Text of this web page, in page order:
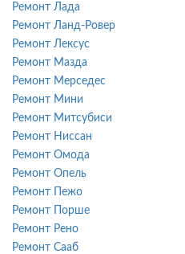
Ремонт Лада
Ремонт Ланд-Ровер
Ремонт Лексус
Ремонт Мазда
Ремонт Мерседес
Ремонт Мини
Ремонт Митсубиси
Ремонт Ниссан
Ремонт Омода
Ремонт Опель
Ремонт Пежо
Ремонт Порше
Ремонт Рено
Ремонт Сааб